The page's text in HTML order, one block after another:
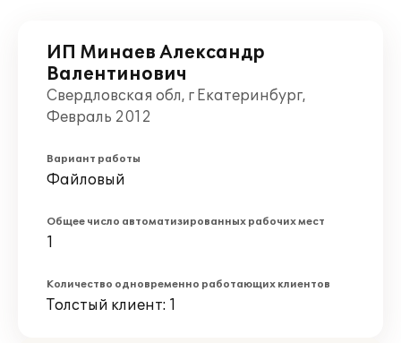
ИП Минаев Александр
Валентинович
Свердловская обл, г Екатеринбург,
Февраль 2012
Вариант работы
Файловый
Общее число автоматизированных рабочих мест
1
Количество одновременно работающих клиентов
Толстый клиент: 1